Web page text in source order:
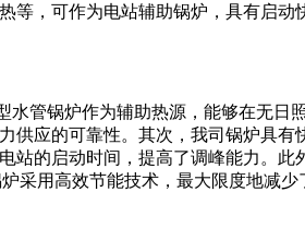
等，可作为电站辅助锅炉，具有启
水管锅炉作为辅助热源，能够在无
供应的可靠性。其次，我司锅炉具
站的启动时间，提高了调峰能力。
采用高效节能技术，最大限度地减